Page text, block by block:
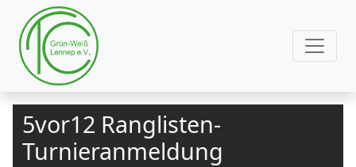
5vor12 Ranglisten-
Turnieranmeldung